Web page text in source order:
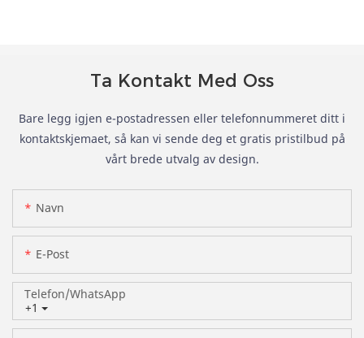
Ta Kontakt Med Oss
Bare legg igjen e-postadressen eller telefonnummeret ditt i
kontaktskjemaet, så kan vi sende deg et gratis pristilbud på
vårt brede utvalg av design.
Navn
E-Post
+1
Telefon/whatsApp